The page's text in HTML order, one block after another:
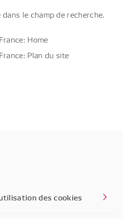
le champ de recherche.
Home
Plan du site
des cookies